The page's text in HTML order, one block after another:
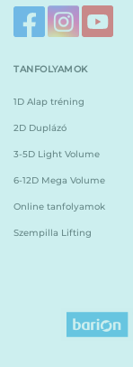
TANFOLYAMOK
1D Alap tréning
2D Duplázó
3-5D Light Volume
6-12D Mega Volume
Online tanfolyamok
Szempilla Lifting